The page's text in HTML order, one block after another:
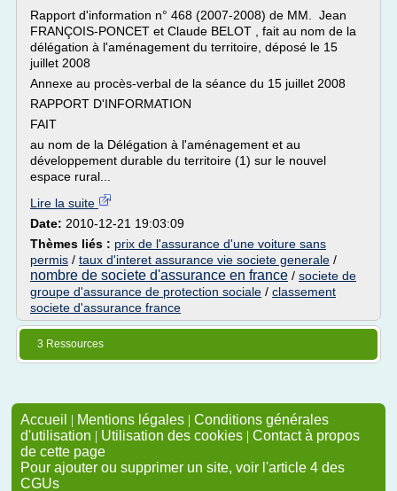
Rapport d'information n° 468 (2007-2008) de MM. Jean
FRANÇOIS-PONCET et Claude BELOT , fait au nom de la
délégation à l'aménagement du territoire, déposé le 15
juillet 2008
Annexe au procès-verbal de la séance du 15 juillet 2008
RAPPORT D'INFORMATION
FAIT
au nom de la Délégation à l'aménagement et au
développement durable du territoire (1) sur le nouvel
espace rural...
Lire la suite
Date: 2010-12-21 19:03:09
Thèmes liés : prix de l'assurance d'une voiture sans
permis / taux d'interet assurance vie societe generale /
nombre de societe d'assurance en france / societe de
groupe d'assurance de protection sociale / classement
societe d'assurance france
3 Ressources
Accueil | Mentions légales | Conditions générales
d'utilisation | Utilisation des cookies | Contact à propos
de cette page
Pour ajouter ou supprimer un site, voir l'article 4 des
CGUs